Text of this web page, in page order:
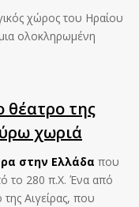
χώρος του Ηραίου
ολοκληρωμένη
θέατρο της
χωριά
στην Ελλάδα που
το 280 π.Χ. Ένα από
Αιγείρας, που